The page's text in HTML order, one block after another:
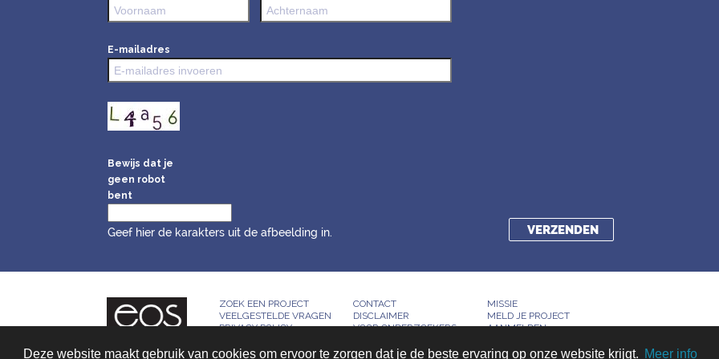
Deze website maakt gebruik van cookies om ervoor te zorgen dat je de beste ervaring op onze website krijgt. Meer info
E-mailadres
Bewijs dat je
geen robot
bent
Geef hier de karakters uit de afbeelding in.
ZOEK EEN PROJECT CONTACT
MISSIE
VEELGESTELDE VRAGEN
DISCLAIMER
MELD JE PROJECT
PRIVACY POLICY
VOOR ONDERZOEKERS AANMELDEN